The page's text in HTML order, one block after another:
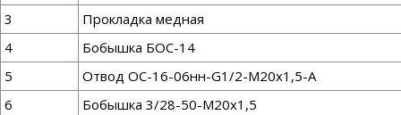
3
Прокладка медная
4
Бобышка БОС-14
5
Отвод ОС-16-06нн-G1/2-М20х1,5-А
6
Бобышка 3/28-50-М20х1,5